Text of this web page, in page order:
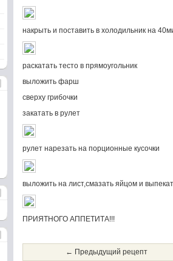
накрыть и поставить в холодильник на
раскатать тесто в прямоугольник
выложить фарш
сверху грибочки
закатать в рулет
рулет нарезать на порционные кусочки
выложить на лист,смазать яйцом и
ПРИЯТНОГО АППЕТИТА!!!
← Предыдущий рецепт